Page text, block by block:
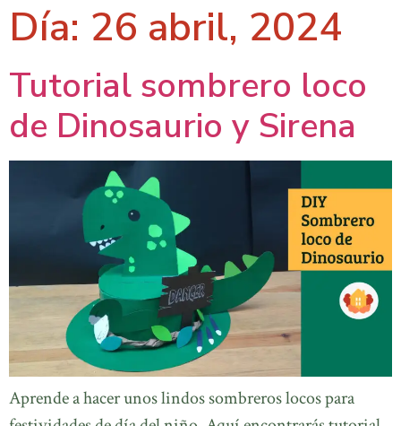
Día: 26 abril, 2024
Tutorial sombrero loco
de Dinosaurio y Sirena
Aprende a hacer unos lindos sombreros locos para